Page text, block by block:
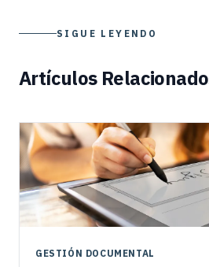
SIGUE LEYENDO
Artículos
GESTIÓN DOCUMENTAL